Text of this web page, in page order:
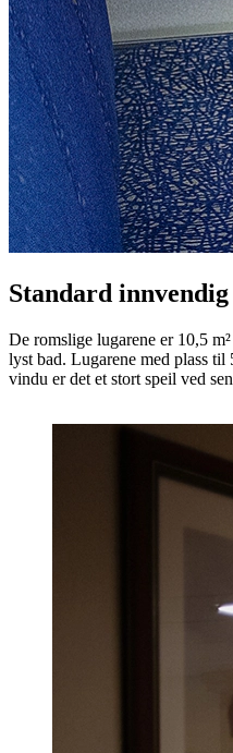
Standard
De romslige lugarene er 10,5
lyst bad. Lugarene med plass til
vindu er det et stort speil ved